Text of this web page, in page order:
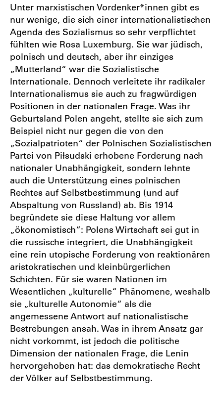
Unter marxistischen Vordenker*innen gibt es
nur wenige, die sich einer internationalistischen
Agenda des Sozialismus so sehr verpflichtet
fühlten wie Rosa Luxemburg. Sie war jüdisch,
polnisch und deutsch, aber ihr einziges
„Mutterland“ war die Sozialistische
Internationale. Dennoch verleitete ihr radikaler
Internationalismus sie auch zu fragwürdigen
Positionen in der nationalen Frage. Was ihr
Geburtsland Polen angeht, stellte sie sich zum
Beispiel nicht nur gegen die von den
„Sozialpatrioten“ der Polnischen Sozialistischen
Partei von Piłsudski erhobene Forderung nach
nationaler Unabhängigkeit, sondern lehnte
auch die Unterstützung eines polnischen
Rechtes auf Selbstbestimmung (und auf
Abspaltung von Russland) ab. Bis 1914
begründete sie diese Haltung vor allem
„ökonomistisch“: Polens Wirtschaft sei gut in
die russische integriert, die Unabhängigkeit
eine rein utopische Forderung von reaktionären
aristokratischen und kleinbürgerlichen
Schichten. Für sie waren Nationen im
Wesentlichen „kulturelle“ Phänomene, weshalb
sie „kulturelle Autonomie“ als die
angemessene Antwort auf nationalistische
Bestrebungen ansah. Was in ihrem Ansatz gar
nicht vorkommt, ist jedoch die politische
Dimension der nationalen Frage, die Lenin
hervorgehoben hat: das demokratische Recht
der Völker auf Selbstbestimmung.